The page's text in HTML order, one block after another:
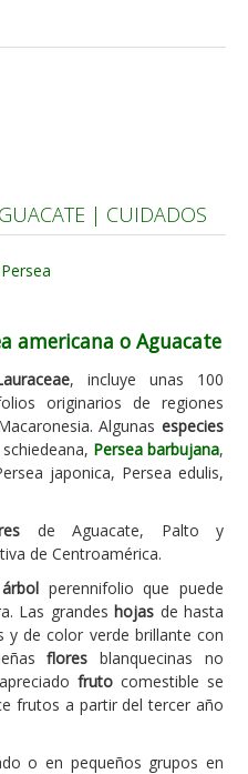
la G a la Z
| CUIDADOS
americana o Aguacate
, incluye unas 100
originarios de regiones
Algunas especies
Persea barbujana,
japonica, Persea edulis,
de Aguacate, Palto y
de Centroamérica.
árbolperennifolio que puede
Las grandeshojas de hasta
y de color verde brillante con
flores blanquecinas no
fruto comestible se
frutos a partir del tercer año
o en pequeños grupos en